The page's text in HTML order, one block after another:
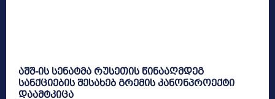
აშშ-ის სენატმა რუსეთის წინააღმდეგ
სანქციების შესახებ გრემის კანონპროექტი
დაამტკიცა